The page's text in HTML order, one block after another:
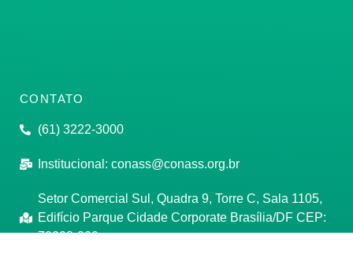
CONTATO
(61) 3222-3000
Institucional: conass@conass.org.br
Setor Comercial Sul, Quadra 9, Torre C, Sala 1105,
Edifício Parque Cidade Corporate Brasília/DF CEP:
70308-200